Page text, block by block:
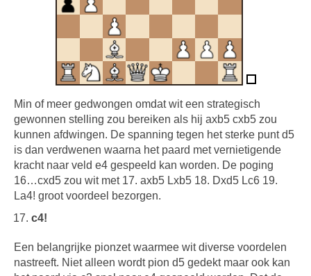
Min of meer gedwongen omdat wit een strategisch
gewonnen stelling zou bereiken als hij axb5 cxb5 zou
kunnen afdwingen. De spanning tegen het sterke punt d5
is dan verdwenen waarna het paard met vernietigende
kracht naar veld e4 gespeeld kan worden. De poging
16…cxd5 zou wit met 17. axb5 Lxb5 18. Dxd5 Lc6 19.
La4! groot voordeel bezorgen.
c4!
Een belangrijke pionzet waarmee wit diverse voordelen
nastreeft. Niet alleen wordt pion d5 gedekt maar ook kan